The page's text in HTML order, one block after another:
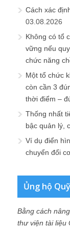
Cách xác
03.08.2026
Không có tổ
vững nếu
chức năng
Một tổ chức
còn cần 3
thời điểm –
Thống nhất
bậc quản lý,
Ví dụ điển
chuyển đổi
Ủng hộ
Bằng cách
thư viện tài liệu